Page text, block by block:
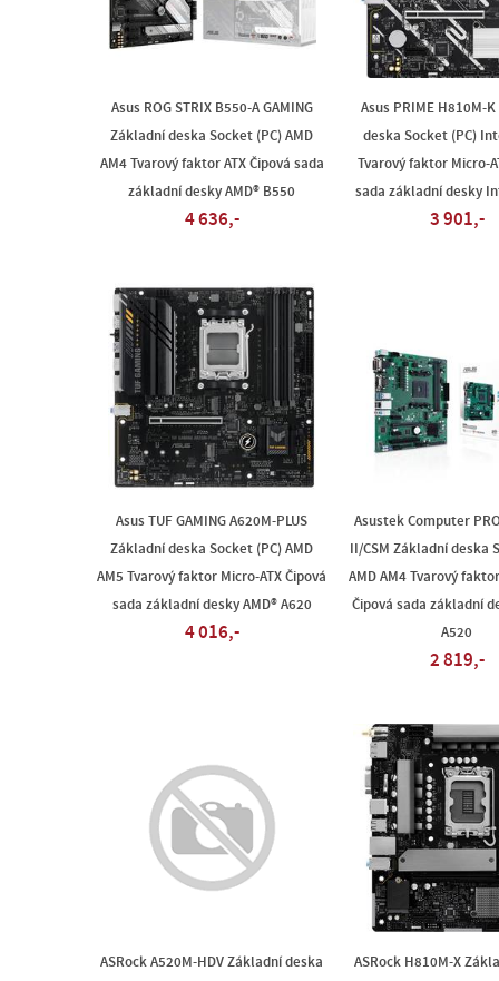
Asus ROG STRIX B550-A GAMING
Základní deska Socket (PC) AMD
AM4 Tvarový faktor ATX Čipová sada
základní desky AMD® B550
4 636,-
Asus PRIME H810M-
deska Socket (PC)
Tvarový faktor Micro-
sada základní desky
3 901,-
Asus TUF GAMING A620M-PLUS
Základní deska Socket (PC) AMD
AM5 Tvarový faktor Micro-ATX Čipová
sada základní desky AMD® A620
4 016,-
Asustek Computer
II/CSM Základní deska
AMD AM4 Tvarový
Čipová sada základní
A520
2 819,-
ASRock A520M-HDV Základní deska ASRock H810M-X